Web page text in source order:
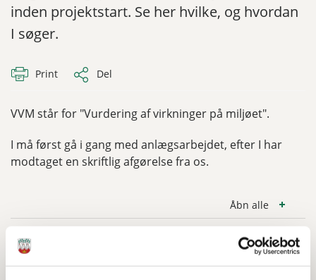
inden projektstart. Se her hvilke, og hvordan
I søger.
Print Del
VVM står for "Vurdering af virkninger på miljøet".
I må først gå i gang med anlægsarbejdet, efter I har
modtaget en skriftlig afgørelse fra os.
Åbn alle
Projekter, som kræver en miljøvurdering